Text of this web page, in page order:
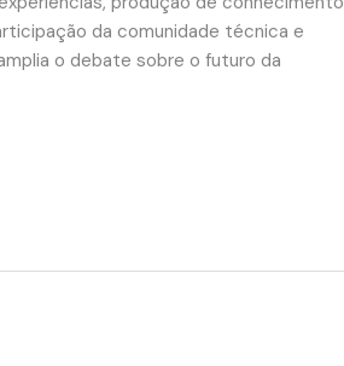
da comunidade técnica e
o debate sobre o futuro da